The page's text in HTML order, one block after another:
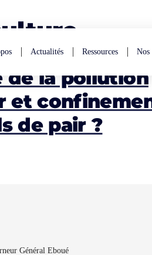
Actualités Ressources Nos
de la pollution
et
de pair ?
Général Eboué